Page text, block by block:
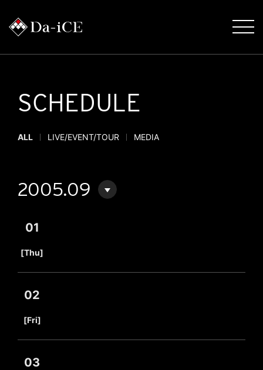
SCHEDULE
ALL LIVE/EVENT/TOUR MEDIA
2005.09
01
[Thu]
02
[Fri]
03